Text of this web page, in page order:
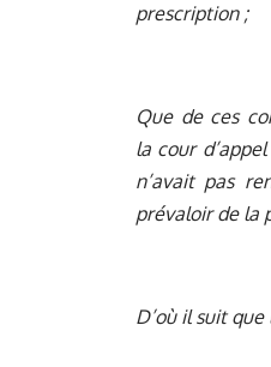
prescription ;
Que de ces
la cour
n’avait pas
prévaloir de la
D’où il suit